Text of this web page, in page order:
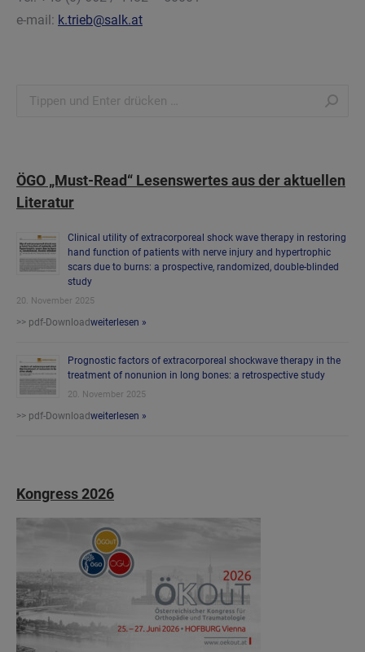
e-mail: k.trieb@salk.at
Search:
ÖGO „Must-Read“ Lesenswertes aus der aktuellen
Literatur
Clinical utility of extracorporeal shock wave therapy in restoring
hand function of patients with nerve injury and hypertrophic
scars due to burns: a prospective, randomized, double-blinded
study
20. November 2025
>> pdf-Downloadweiterlesen »
Prognostic factors of extracorporeal shockwave therapy in the
treatment of nonunion in long bones: a retrospective study
20. November 2025
>> pdf-Downloadweiterlesen »
Kongress 2026